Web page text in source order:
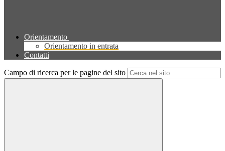
Orientamento
Orientamento in entrata
Contatti
Campo di ricerca per le pagine del sito